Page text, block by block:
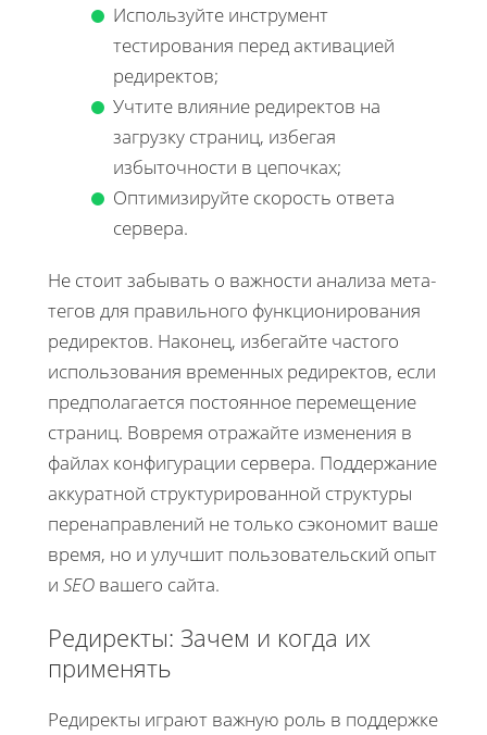
Используйте инструмент
тестирования перед активацией
редиректов;
Учтите влияние редиректов на
загрузку страниц, избегая
избыточности в цепочках;
Оптимизируйте скорость ответа
сервера.
Не стоит забывать о важности анализа мета-
тегов для правильного функционирования
редиректов. Наконец, избегайте частого
использования временных редиректов, если
предполагается постоянное перемещение
страниц. Вовремя отражайте изменения в
файлах конфигурации сервера. Поддержание
аккуратной структурированной структуры
перенаправлений не только сэкономит ваше
время, но и улучшит пользовательский опыт
и SEO вашего сайта.
Редиректы: Зачем и когда их
применять
Редиректы играют важную роль в поддержке